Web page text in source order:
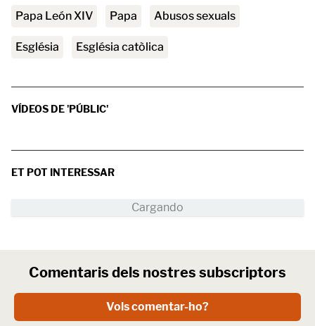
Papa León XIV papa abusos sexuals
Església Església catòlica
VÍDEOS DE 'PÚBLIC'
ET POT INTERESSAR
Comentaris dels nostres subscriptors
Vols comentar-ho?